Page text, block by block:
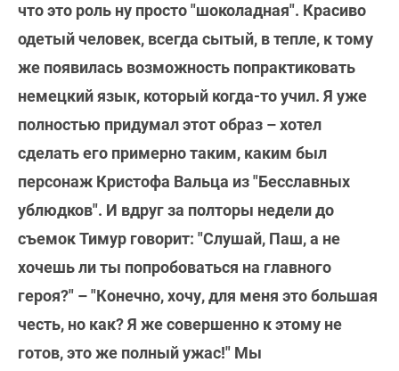
что это роль ну просто "шоколадная". Красиво
одетый человек, всегда сытый, в тепле, к тому
же появилась возможность попрактиковать
немецкий язык, который когда-то учил. Я уже
полностью придумал этот образ – хотел
сделать его примерно таким, каким был
персонаж Кристофа Вальца из "Бесславных
ублюдков". И вдруг за полторы недели до
съемок Тимур говорит: "Слушай, Паш, а не
хочешь ли ты попробоваться на главного
героя?" – "Конечно, хочу, для меня это большая
честь, но как? Я же совершенно к этому не
готов, это же полный ужас!" Мы